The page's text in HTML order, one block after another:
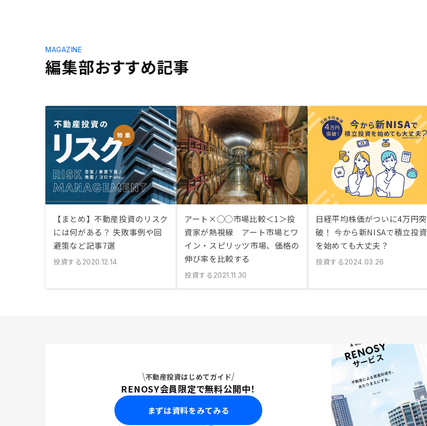
編集部おすすめ記事
MAGAZINE
【まとめ】不動産投資のリスク
には何がある？ 失敗事例や回
避策など記事7選
投資する 2020.12.14
アート×◯◯市場比較＜1＞投
資家が熱視線 アート市場とワ
イン・スピリッツ市場、価格の
伸び率を比較する
投資する 2021.11.30
日経平均株価がついに4万円突
破！ 今から新NISAで積立投資
を始めても大丈夫？
投資する 2024.03.26
不動産投資はじめてガイド
RENOSY会員限定で無料公開中！
まずは資料をみてみる